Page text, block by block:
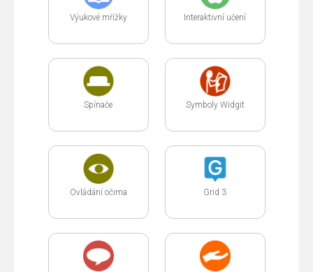
Výukové mřížky Interaktivní učení
Spínače Symboly Widgit
Ovládání očima Grid 3